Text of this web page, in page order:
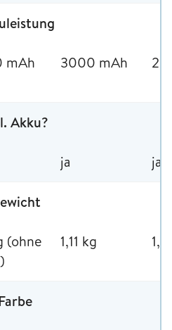
mAh 3000 mAh
Akku?
ja ja
(ohne
1,11 kg